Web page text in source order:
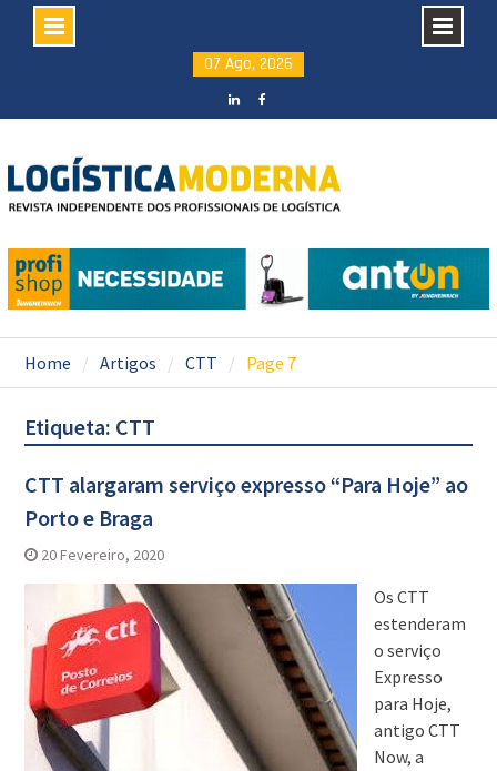
content
07 Ago, 2026
Home Artigos CTT Page 7
Etiqueta: CTT
CTT alargaram serviço expresso “Para Hoje” ao
Porto e Braga
20 Fevereiro, 2020
Os CTT
estenderam
o serviço
Expresso
para Hoje,
antigo CTT
Now, a